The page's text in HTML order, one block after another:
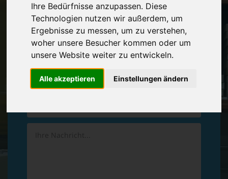
Ihre Bedürfnisse anzupassen. Diese
Technologien nutzen wir außerdem, um
Ergebnisse zu messen, um zu verstehen,
woher unsere Besucher kommen oder um
unsere Website weiter zu entwickeln.
Alle akzeptieren Einstellungen ändern
Vereinbaren Sie einenRückruf
Hinterlassen Sie uns gern eine persönliche Nachricht.